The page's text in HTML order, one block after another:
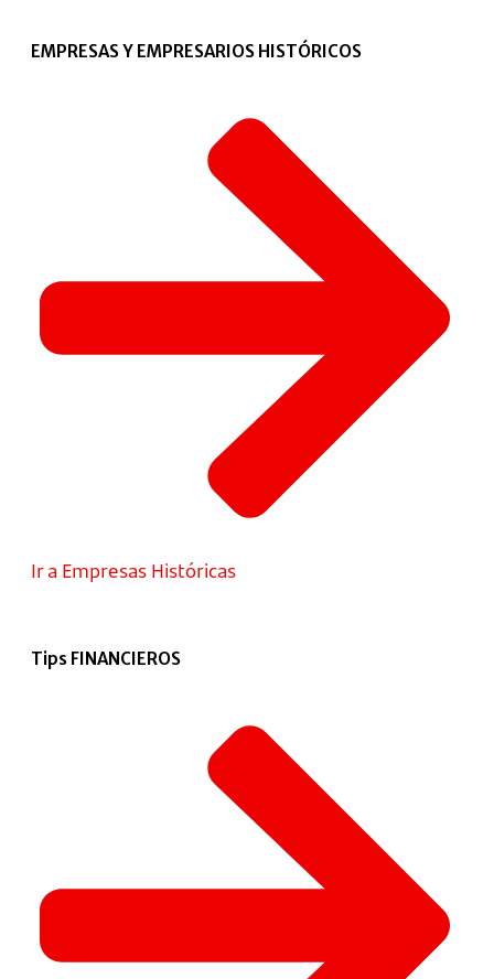
EMPRESAS Y EMPRESARIOS HISTÓRICOS
Ir a Empresas Históricas
Tips FINANCIEROS